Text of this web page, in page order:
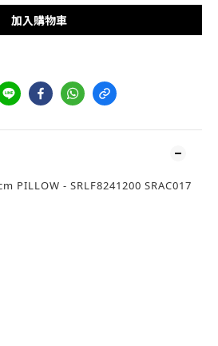
加入購物車
PILLOW - SRLF8241200 SRAC017